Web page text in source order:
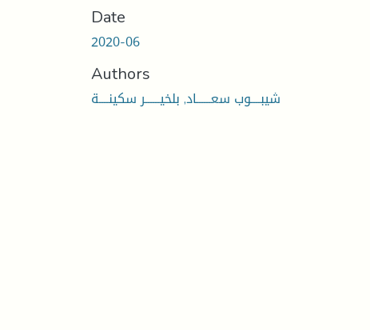
Date
2020-06
Authors
شيبــــوب سعــــــاد, بلخيــــــر سكينــــة